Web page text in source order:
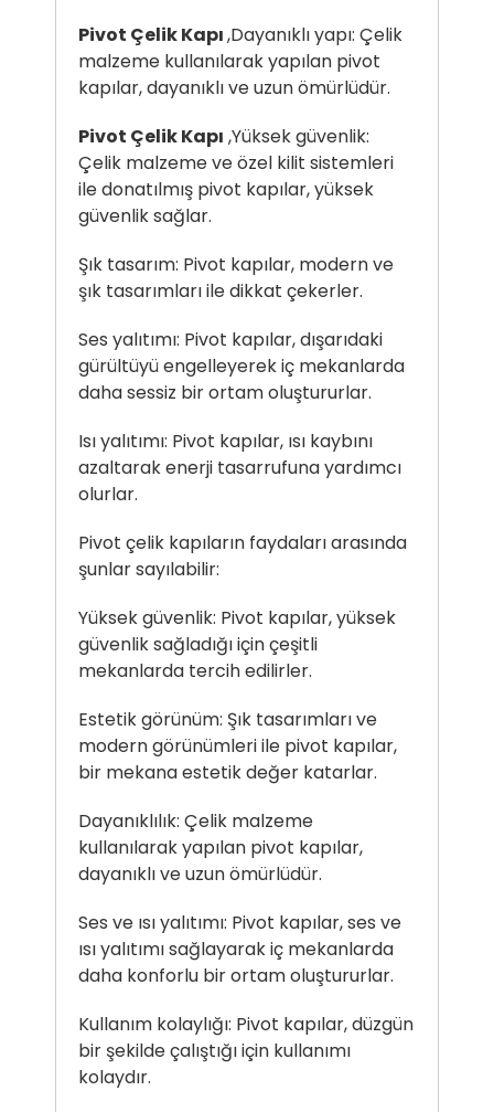
Pivot Çelik Kapı,Dayanıklı yapı: Çelik
malzeme kullanılarak yapılan pivot
kapılar, dayanıklı ve uzun ömürlüdür.
Pivot Çelik Kapı ,Yüksek güvenlik:
Çelik malzeme ve özel kilit sistemleri
ile donatılmış pivot kapılar, yüksek
güvenlik sağlar.
Şık tasarım: Pivot kapılar, modern ve
şık tasarımları ile dikkat çekerler.
Ses yalıtımı: Pivot kapılar, dışarıdaki
gürültüyü engelleyerek iç mekanlarda
daha sessiz bir ortam oluştururlar.
Isı yalıtımı: Pivot kapılar, ısı kaybını
azaltarak enerji tasarrufuna yardımcı
olurlar.
Pivot çelik kapıların faydaları arasında
şunlar sayılabilir:
Yüksek güvenlik: Pivot kapılar, yüksek
güvenlik sağladığı için çeşitli
mekanlarda tercih edilirler.
Estetik görünüm: Şık tasarımları ve
modern görünümleri ile pivot kapılar,
bir mekana estetik değer katarlar.
Dayanıklılık: Çelik malzeme
kullanılarak yapılan pivot kapılar,
dayanıklı ve uzun ömürlüdür.
Ses ve ısı yalıtımı: Pivot kapılar, ses ve
ısı yalıtımı sağlayarak iç mekanlarda
daha konforlu bir ortam oluştururlar.
Kullanım kolaylığı: Pivot kapılar, düzgün
bir şekilde çalıştığı için kullanımı
kolaydır.